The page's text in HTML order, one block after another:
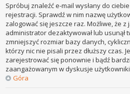
Spróbuj znaleźć e-mail wysłany do
rejestracji. Sprawdź w nim nazwę
zalogować się jeszcze raz. Możliwe, że z
administrator dezaktywował lub usunął
zmniejszyć rozmiar bazy danych,
którzy nic nie pisali przez dłuższy czas.
zarejestrować się ponownie i bądź
zaangażowanym w dyskusje
Góra